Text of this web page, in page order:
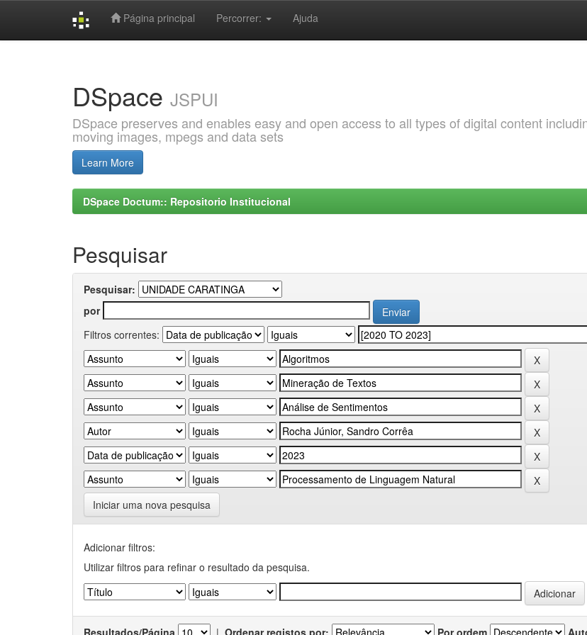
Página principal Percorrer: Ajuda
DSpace JSPUI
DSpace preserves and enables easy and open access to all types of digital content
moving images, mpegs and data sets
Learn More
DSpace Doctum:: Repositorio Institucional
Pesquisar
Pesquisar:
por
Filtros correntes:
Iniciar uma nova pesquisa
Adicionar filtros:
Utilizar filtros para refinar o resultado da pesquisa.
Resultados/Página | Ordenar registos por: Por ordem